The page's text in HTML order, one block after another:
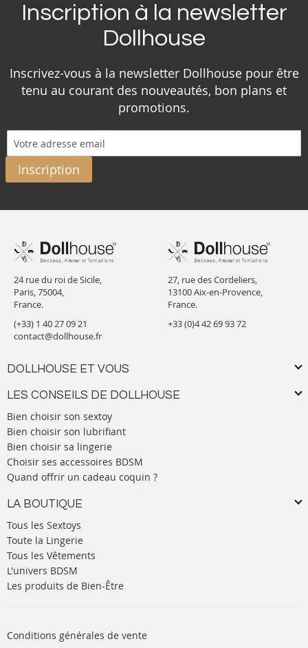
Inscription à la newsletter
Dollhouse
Inscrivez-vous à la newsletter Dollhouse pour être
tenu au courant des nouveautés, bon plans et
promotions.
Inscription
24 rue du roi de Sicile,
Paris, 75004,
France.
(+33) 1 40 27 09 21
contact@dollhouse.fr
DOLLHOUSE ET VOUS
LES CONSEILS DE DOLLHOUSE
Bien choisir son sextoy
Bien choisir son lubrifiant
Bien choisir sa lingerie
Choisir ses accessoires BDSM
Quand offrir un cadeau coquin ?
LA BOUTIQUE
Tous les Sextoys
Toute la Lingerie
Tous les Vêtements
L'univers BDSM
Les produits de Bien-Être
27, rue des Cordeliers,
13100 Aix-en-Provence,
France.
+33 (0)4 42 69 93 72
Conditions générales de vente